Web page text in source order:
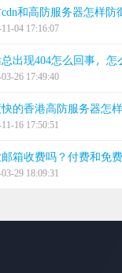
和高防服务器怎样防
04 17:16:07
出现404怎么回事，怎
26 17:49:40
的香港高防服务器怎
16 17:50:51
箱收费吗？付费和免
29 18:09:31